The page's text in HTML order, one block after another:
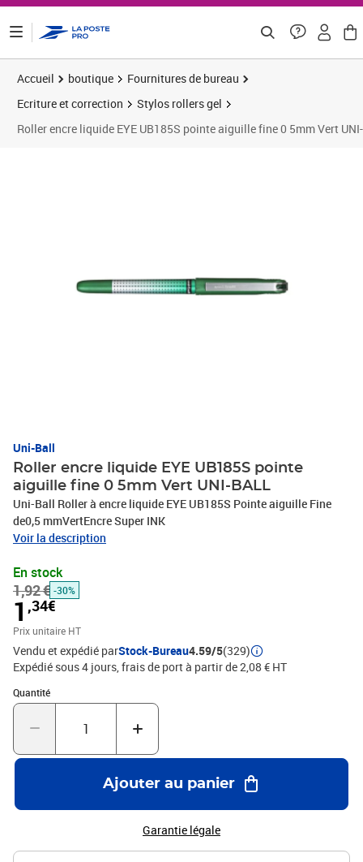
Accueil boutique
Fournitures de bureau
Ecriture et correction
Stylos rollers gel
Roller encre liquide EYE UB185S pointe aiguille fine 0 5mm Vert
Uni-Ball
Roller encre liquide EYE UB185S pointe
aiguille fine 0 5mm Vert UNI-BALL
Uni-Ball Roller à encre liquide EYE UB185S Pointe aiguille Fine
de0,5 mmVertEncre Super INK
Voir la description
En stock
1,92 € -30%
1 ,34€
Prix unitaire HT
Vendu et expédié parStock-Bureau4.59/5(329)
Expédié sous 4 jours, frais de port à partir de 2,08 € HT
Quantité
Quantité : 1
Ajouter au panier
Garantie légale